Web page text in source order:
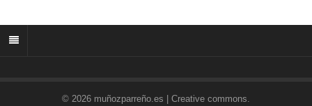
© 2026 muñozparreño.es | Creative commons.